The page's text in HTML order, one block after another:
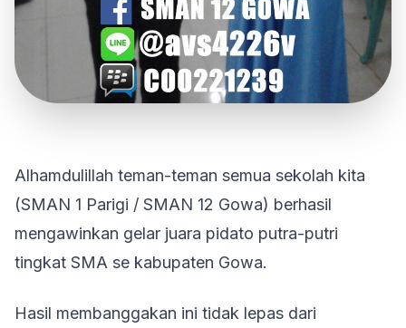
Alhamdulillah teman-teman semua sekolah kita
(SMAN 1 Parigi / SMAN 12 Gowa) berhasil
mengawinkan gelar juara pidato putra-putri
tingkat SMA se kabupaten Gowa.
Hasil membanggakan ini tidak lepas dari